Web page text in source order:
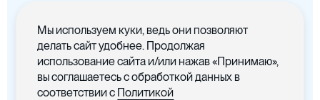
Цифровые договоры
Все документы в одном месте с
понятным интерфейсом
Мы используем куки, ведь они позволяют
делать сайт удобнее. Продолжая
использование сайта и/или нажав «Принимаю»,
вы соглашаетесь с обработкой данных в
соответствии с Политикой